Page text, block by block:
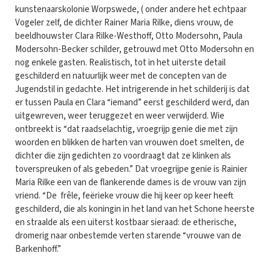
kunstenaarskolonie Worpswede, ( onder andere het echtpaar
Vogeler zelf, de dichter Rainer Maria Rilke, diens vrouw, de
beeldhouwster Clara Rilke-Westhoff, Otto Modersohn, Paula
Modersohn-Becker schilder, getrouwd met Otto Modersohn en
nog enkele gasten. Realistisch, tot in het uiterste detail
geschilderd en natuurlijk weer met de concepten van de
Jugendstil in gedachte. Het intrigerende in het schilderij is dat
er tussen Paula en Clara “iemand” eerst geschilderd werd, dan
uitgewreven, weer teruggezet en weer verwijderd. Wie
ontbreekt is “dat raadselachtig, vroegrijp genie die met zijn
woorden en blikken de harten van vrouwen doet smelten, de
dichter die zijn gedichten zo voordraagt dat ze klinken als
toverspreuken of als gebeden.” Dat vroegrijpe genie is Rainier
Maria Rilke een van de flankerende dames is de vrouw van zijn
vriend. “De frêle, feërieke vrouw die hij keer op keer heeft
geschilderd, die als koningin in het land van het Schone heerste
en straalde als een uiterst kostbaar sieraad: de etherische,
dromerig naar onbestemde verten starende “vrouwe van de
Barkenhoff.”